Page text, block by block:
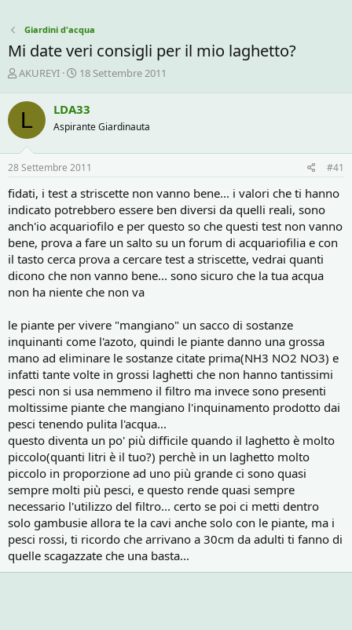
Giardini d'acqua
Mi date veri consigli per il mio laghetto?
C
e
a
o
r
e
i
s
c
u
s
i
o
e
AKUREYI
D
a
d
i
n
z
i
o
18 Settembre 2011
L LDA33
Aspirante Giardinauta
28 Settembre 2011 #41
fidati, i test a striscette non vanno bene... i valori che ti hanno
indicato potrebbero essere ben diversi da quelli reali, sono
anch'io acquariofilo e per questo so che questi test non vanno
bene, prova a fare un salto su un forum di acquariofilia e con
il tasto cerca prova a cercare test a striscette, vedrai quanti
dicono che non vanno bene... sono sicuro che la tua acqua
non ha niente che non va
le piante per vivere "mangiano" un sacco di sostanze
inquinanti come l'azoto, quindi le piante danno una grossa
mano ad eliminare le sostanze citate prima(NH3 NO2 NO3) e
infatti tante volte in grossi laghetti che non hanno tantissimi
pesci non si usa nemmeno il filtro ma invece sono presenti
moltissime piante che mangiano l'inquinamento prodotto dai
pesci tenendo pulita l'acqua...
questo diventa un po' più difficile quando il laghetto è molto
piccolo(quanti litri è il tuo?) perchè in un laghetto molto
piccolo in proporzione ad uno più grande ci sono quasi
sempre molti più pesci, e questo rende quasi sempre
necessario l'utilizzo del filtro... certo se poi ci metti dentro
solo gambusie allora te la cavi anche solo con le piante, ma i
pesci rossi, ti ricordo che arrivano a 30cm da adulti ti fanno di
quelle scagazzate che una basta...